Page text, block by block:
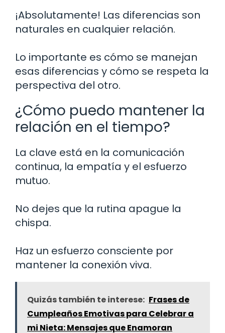
¡Absolutamente! Las diferencias son
naturales en cualquier relación.
Lo importante es cómo se manejan
esas diferencias y cómo se respeta la
perspectiva del otro.
¿Cómo puedo mantener la
relación en el tiempo?
La clave está en la comunicación
continua, la empatía y el esfuerzo
mutuo.
No dejes que la rutina apague la
chispa.
Haz un esfuerzo consciente por
mantener la conexión viva.
Quizás también te interese: Frases de
Cumpleaños Emotivas para Celebrar a
mi Nieta: Mensajes que Enamoran